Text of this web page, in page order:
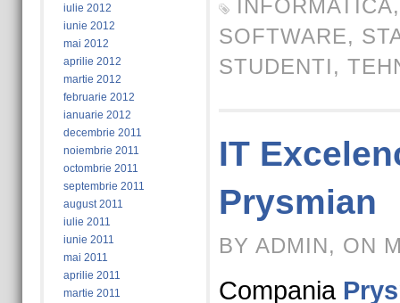
iulie 2012
iunie 2012
mai 2012
aprilie 2012
martie 2012
februarie 2012
ianuarie 2012
decembrie 2011
noiembrie 2011
octombrie 2011
septembrie 2011
august 2011
iulie 2011
iunie 2011
mai 2011
aprilie 2011
martie 2011
INFORMATICA
SOFTWARE,
STUDENTI,
IT
Prysmian
BY ADMIN, ON
Compania